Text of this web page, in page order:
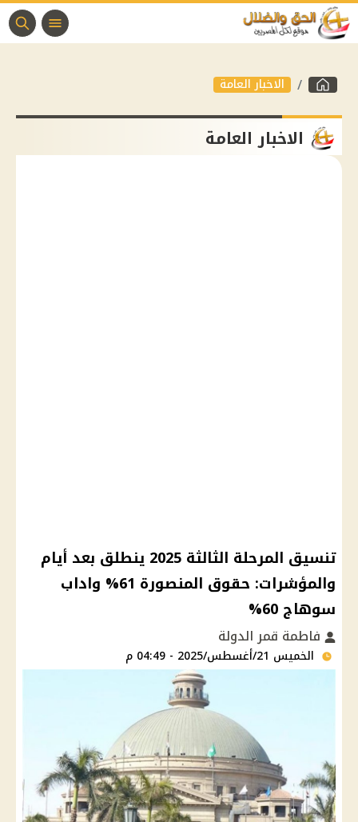
الاخبار العامة
الاخبار العامة
تنسيق المرحلة الثالثة 2025 ينطلق بعد أيام
والمؤشرات: حقوق المنصورة 61% واداب
سوهاج 60%
فاطمة قمر الدولة
الخميس 21/أغسطس/2025 - 04:49 م